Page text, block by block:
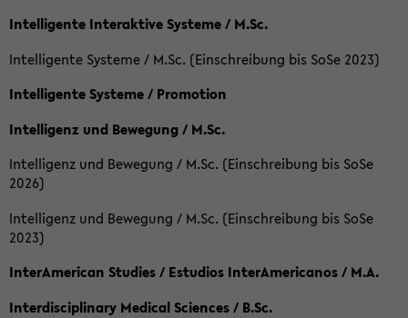
Intelligente Interaktive Systeme / M.Sc.
Intelligente Systeme / M.Sc. (Einschreibung bis SoSe 2023)
Intelligente Systeme / Promotion
Intelligenz und Bewegung / M.Sc.
Intelligenz und Bewegung / M.Sc. (Einschreibung bis SoSe
2026)
Intelligenz und Bewegung / M.Sc. (Einschreibung bis SoSe
2023)
InterAmerican Studies / Estudios InterAmericanos / M.A.
Interdisciplinary Medical Sciences / B.Sc.